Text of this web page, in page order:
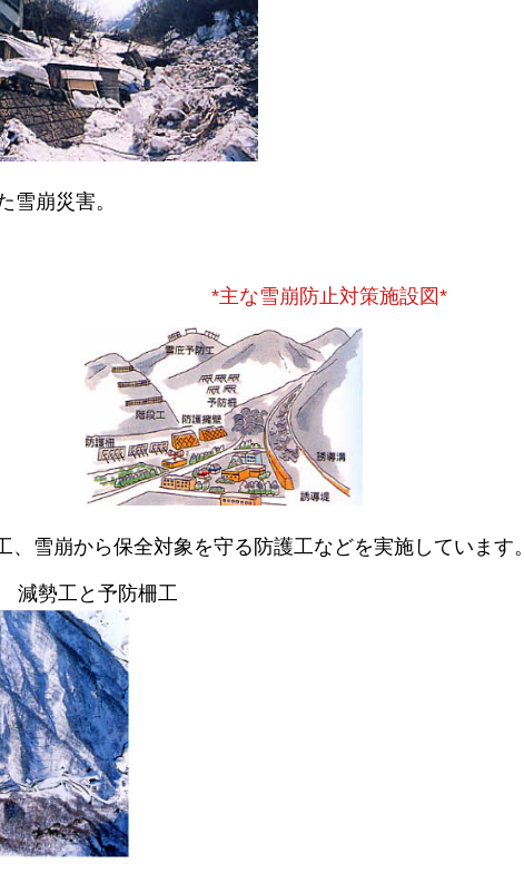
雪崩災害。
*主な雪崩防止対策施設図*
雪崩から保全対象を守る防護工などを実施しています。
減勢工と予防柵工